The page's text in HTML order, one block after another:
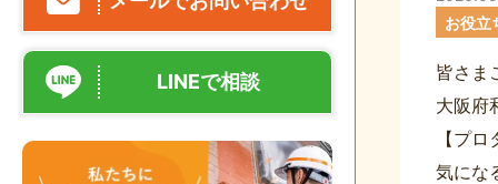
LINEで相談
お役立
皆さま
大阪府
【プ
気にな